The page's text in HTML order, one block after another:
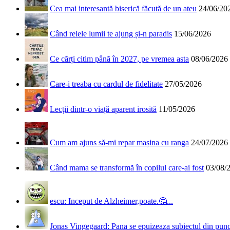
Cea mai interesantă biserică făcută de un ateu 24/06/
Când relele lumii te ajung și-n paradis 15/06/2026
Ce cărți citim până în 2027, pe vremea asta 08/06/2026
Care-i treaba cu cardul de fidelitate 27/05/2026
Lecții dintr-o viață aparent irosită 11/05/2026
Cum am ajuns să-mi repar mașina cu ranga 24/07/2026
Când mama se transformă în copilul care-ai fost 03/08/
escu: Inceput de Alzheimer,poate.🤔...
Jonas Vingegaard: Pana se epuizeaza subiectul din